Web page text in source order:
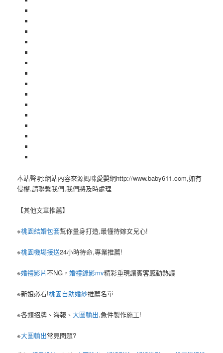
本站聲明:網站內容來源媽咪愛嬰網http://www.baby611.com,如有
侵權,請聯繫我們,我們將及時處理
【其他文章推薦】
※桃園結婚包套幫你量身打造,最懂待嫁女兒心!
※桃園機場接送24小時待命,專業推薦!
※婚禮影片不NG，婚禮錄影mv精彩重現讓賓客感動熱議
※新娘必看!桃園自助婚紗推薦名單
※各類招牌、海報、大圖輸出,急件製作施工!
※大圖輸出常見問題?